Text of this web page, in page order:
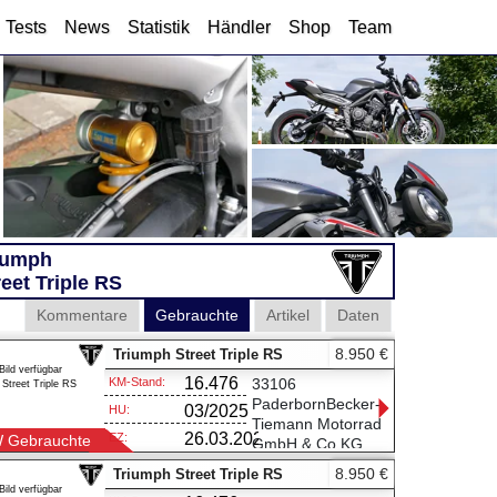
Tests News Statistik Händler Shop Team
Triple RS
Daten
Artikel
Gebrauchte
Kommentare
verfügbar
Street Triple RS
Triumph Street Triple RS
Gebrauchte
8.950 €
KM-Stand: 16.476
HU: 03/2025
EZ: 26.03.2021
33106
PaderbornBecker-
Tiemann Motorrad
GmbH & Co.KG
Halberstädter
Straße 53
verfügbar
Triumph Street Triple RS 8.950 €